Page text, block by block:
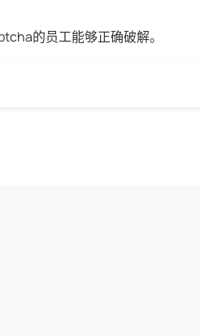
的员工能够正确破解。